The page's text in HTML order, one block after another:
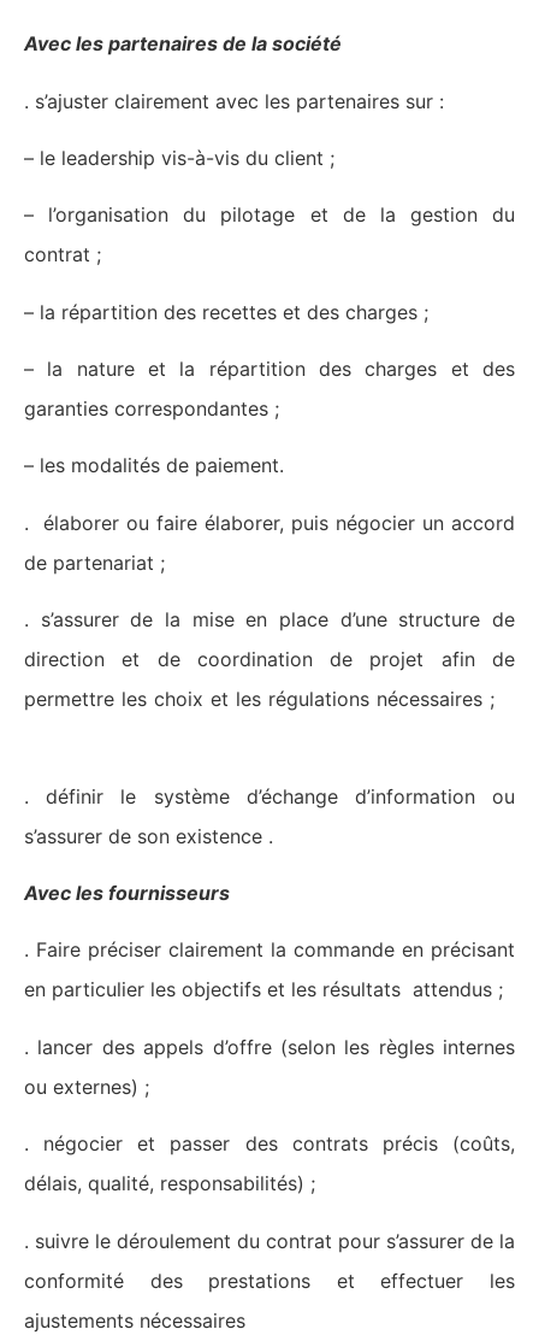
Avec les partenaires de la société
. s’ajuster clairement avec les partenaires sur :
– le leadership vis-à-vis du client ;
– l’organisation du pilotage et de la gestion du
contrat ;
– la répartition des recettes et des charges ;
– la nature et la répartition des charges et des
garanties correspondantes ;
– les modalités de paiement.
. élaborer ou faire élaborer, puis négocier un accord
de partenariat ;
. s’assurer de la mise en place d’une structure de
direction et de coordination de projet afin de
permettre les choix et les régulations nécessaires ;
. définir le système d’échange d’information ou
s’assurer de son existence .
Avec les fournisseurs
. Faire préciser clairement la commande en précisant
en particulier les objectifs et les résultats attendus ;
. lancer des appels d’offre (selon les règles internes
ou externes) ;
. négocier et passer des contrats précis (coûts,
délais, qualité, responsabilités) ;
. suivre le déroulement du contrat pour s’assurer de la
conformité des prestations et effectuer les
ajustements nécessaires